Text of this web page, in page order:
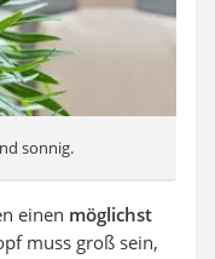
sonnig.
einen möglichst
muss groß sein,